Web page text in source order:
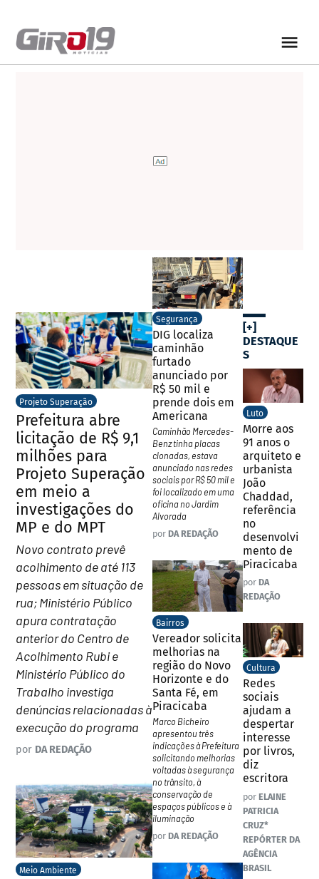
Projeto Superação
Prefeitura abre
licitação de R$ 9,1
milhões para
Projeto Superação
em meio a
investigações do
MP e do MPT
Novo contrato prevê
acolhimento de até 113
pessoas em situação de
rua; Ministério Público
apura contratação
anterior do Centro de
Acolhimento Rubi e
Ministério Público do
Trabalho investiga
denúncias relacionadas à
execução do programa
por DA REDAÇÃO
Meio Ambiente
Segurança
DIG localiza
caminhão
furtado
anunciado por
R$ 50 mil e
prende dois em
Americana
Caminhão Mercedes-
Benz tinha placas
clonadas, estava
anunciado nas redes
sociais por R$ 50 mil e
foi localizado em uma
oficina no Jardim
Alvorada
por DA REDAÇÃO
Bairros
Vereador solicita
melhorias na
região do Novo
Horizonte e do
Santa Fé, em
Piracicaba
Marco Bicheiro
apresentou três
indicações à Prefeitura
solicitando melhorias
voltadas à segurança
no trânsito, à
conservação de
espaços públicos e à
iluminação
por DA REDAÇÃO
[+]
DESTAQUE
S
Luto
Morre aos
91 anos o
arquiteto e
urbanista
João
Chaddad,
referência
no
desenvolvi
mento de
Piracicaba
por DA
REDAÇÃO
Cultura
Redes
sociais
ajudam a
despertar
interesse
por livros,
diz
escritora
por ELAINE
PATRICIA
CRUZ*
REPÓRTER DA
AGÊNCIA
BRASIL